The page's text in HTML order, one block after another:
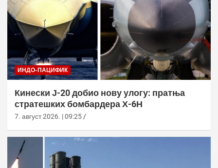
ИНДО-ПАЦИФИК
Кинески Ј-20 добио нову улогу: пратња
стратешких бомбардера Х-6Н
7. август 2026. | 09:25